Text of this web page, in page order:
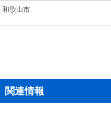
和歌山市
関連情報